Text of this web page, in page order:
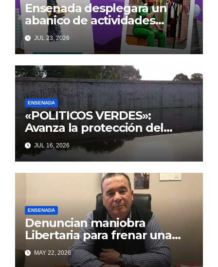
Ensenada desplegará un
abanico de actividades
culturales y recreativas
gratuitas para disfrutar en
familia este fin de semana
JUL 23, 2026
ENSENADA
«POLITICOS VERDES»:
Avanza la protección del
Paseo Costero de Punta Lara
frente a intentos de parálisis
con trasfondo político
JUL 16, 2026
ENSENADA
Denuncian maniobra
Libertaria para frenar una
obra que beneficia a los
puntalarenses
MAY 22, 2026